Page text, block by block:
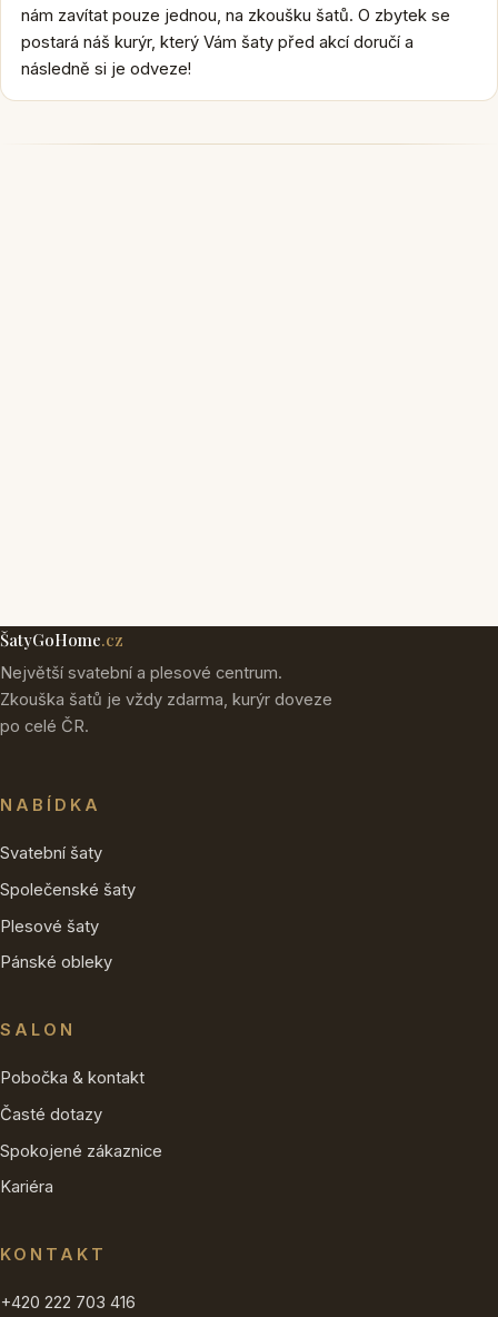
nám zavítat pouze jednou, na zkoušku šatů. O zbytek se
postará náš kurýr, který Vám šaty před akcí doručí a
následně si je odveze!
ŠatyGoHome.cz
Největší svatební a plesové centrum.
Zkouška šatů je vždy zdarma, kurýr doveze
po celé ČR.
NABÍDKA
Svatební šaty
Společenské šaty
Plesové šaty
Pánské obleky
SALON
Pobočka & kontakt
Časté dotazy
Spokojené zákaznice
Kariéra
KONTAKT
+420 222 703 416